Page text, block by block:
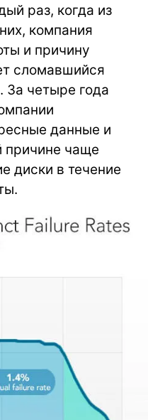
раз, когда из
компания
и причину
сломавшийся
За четыре года
данные и
причине чаще
диски в течение